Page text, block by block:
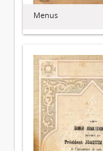
Menus